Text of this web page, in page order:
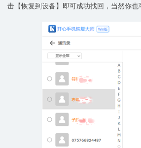
击【恢复到设备】即可成功找回，当然你